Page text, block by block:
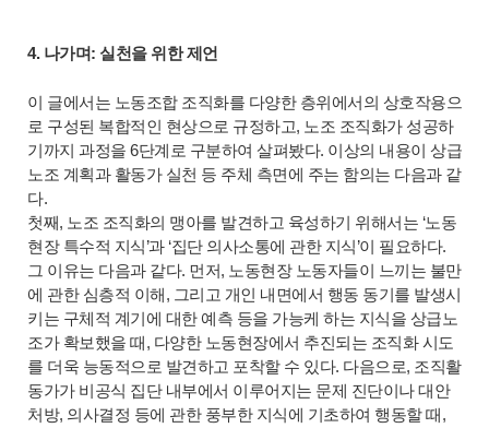
4. 나가며: 실천을 위한 제언
이 글에서는 노동조합 조직화를 다양한 층위에서의 상호작용으
로 구성된 복합적인 현상으로 규정하고, 노조 조직화가 성공하
기까지 과정을 6단계로 구분하여 살펴봤다. 이상의 내용이 상급
노조 계획과 활동가 실천 등 주체 측면에 주는 함의는 다음과 같
다.
첫째, 노조 조직화의 맹아를 발견하고 육성하기 위해서는 ‘노동
현장 특수적 지식’과 ‘집단 의사소통에 관한 지식’이 필요하다.
그 이유는 다음과 같다. 먼저, 노동현장 노동자들이 느끼는 불만
에 관한 심층적 이해, 그리고 개인 내면에서 행동 동기를 발생시
키는 구체적 계기에 대한 예측 등을 가능케 하는 지식을 상급노
조가 확보했을 때, 다양한 노동현장에서 추진되는 조직화 시도
를 더욱 능동적으로 발견하고 포착할 수 있다. 다음으로, 조직활
동가가 비공식 집단 내부에서 이루어지는 문제 진단이나 대안
처방, 의사결정 등에 관한 풍부한 지식에 기초하여 행동할 때,